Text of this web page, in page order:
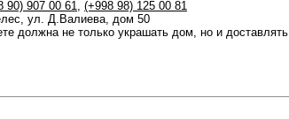
90) 907 00 61, (+998 98) 125 00 81
ул. Д.Валиева, дом 50
должна не только украшать дом, но и доставлять